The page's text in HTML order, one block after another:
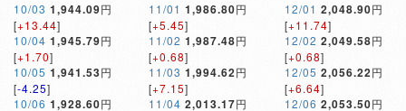
10/03 1,944.09円
[+13.44]
10/04 1,945.79円
[+1.70]
10/05 1,941.53円
[-4.25]
10/06 1,928.60円
11/01 1,986.80円
[+5.45]
11/02 1,987.48円
[+0.68]
11/03 1,994.62円
[+7.15]
11/04 2,013.17円
12/01 2,048.90円
[+11.74]
12/02 2,049.58円
[+0.68]
12/05 2,056.22円
[+6.64]
12/06 2,053.50円